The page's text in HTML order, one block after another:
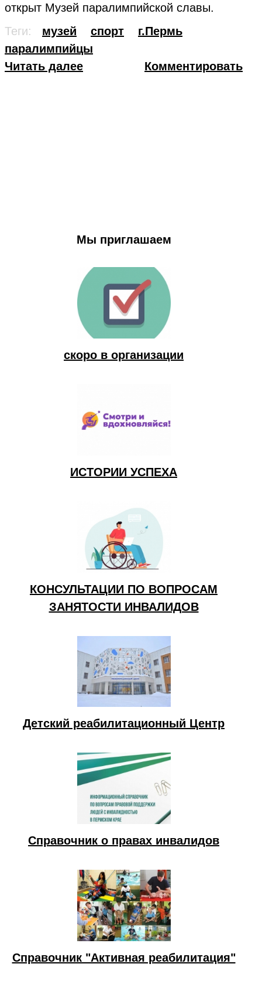
открыт Музей паралимпийской славы.
Теги:
музей спорт
г.Пермь
паралимпийцы
Читать далее
Комментировать
Мы приглашаем
скоро в организации
ИСТОРИИ УСПЕХА
КОНСУЛЬТАЦИИ ПО ВОПРОСАМ
ЗАНЯТОСТИ ИНВАЛИДОВ
Детский реабилитационный Центр
Справочник о правах инвалидов
Справочник "Активная реабилитация"